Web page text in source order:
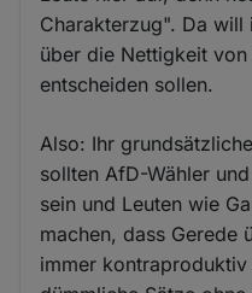
Charakterzug". Da will
über die Nettigkeit
entscheiden sollen.
Also: Ihr
sollten AfD-Wähler
sein und Leuten wie
machen, dass Gerede
immer